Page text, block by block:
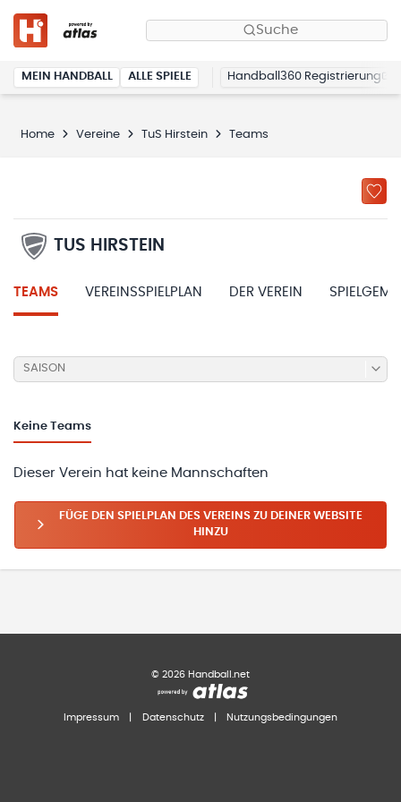
Suche
MEIN HANDBALL ALLE SPIELE Handball360 Registrierung
Home Vereine TuS Hirstein Teams
TUS HIRSTEIN
TEAMS VEREINSSPIELPLAN DER VEREIN
SAISON
Keine Teams
Dieser Verein hat keine Mannschaften
FÜGE DEN SPIELPLAN DES VEREINS ZU DEINER WEBSITE
HINZU
© 2026 Handball.net
Impressum Datenschutz Nutzungsbedingungen